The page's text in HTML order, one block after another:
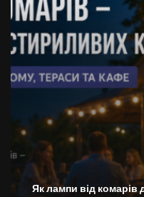
Як лампи від